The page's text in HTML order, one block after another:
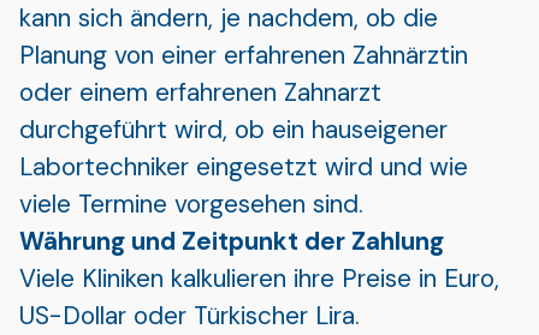
kann sich ändern, je nachdem, ob die
Planung von einer erfahrenen Zahnärztin
oder einem erfahrenen Zahnarzt
durchgeführt wird, ob ein hauseigener
Labortechniker eingesetzt wird und wie
viele Termine vorgesehen sind.
Währung und Zeitpunkt der Zahlung
Viele Kliniken kalkulieren ihre Preise in Euro,
US-Dollar oder Türkischer Lira.